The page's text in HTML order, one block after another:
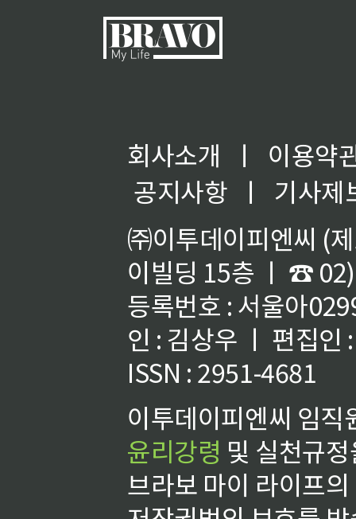
회사소개 ㅣ
이용약
공지사항
ㅣ
기사제
㈜이투데이피엔씨 (
이빌딩 15층 ㅣ ☎
등록번호 : 서울아
인 : 김상우 ㅣ 편집인
ISSN : 2951-4681
이투데이피엔씨 임
윤리강령 및 실천규
브라보 마이 라이프